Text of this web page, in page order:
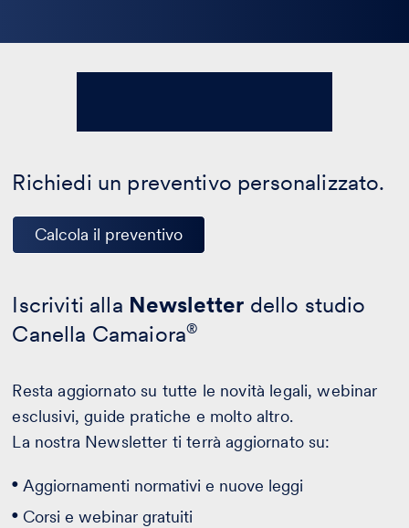
Richiedi un preventivo personalizzato.
Calcola il preventivo
Iscriviti alla Newsletter dello studio
Canella Camaiora®
Resta aggiornato su tutte le novità legali, webinar
esclusivi, guide pratiche e molto altro.
La nostra Newsletter ti terrà aggiornato su:
Aggiornamenti normativi e nuove leggi
Corsi e webinar gratuiti